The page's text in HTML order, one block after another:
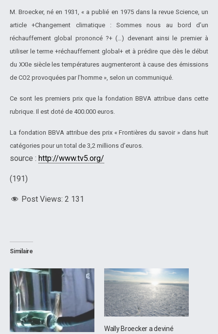
M. Broecker, né en 1931, « a publié en 1975 dans la revue Science, un
article +Changement climatique : Sommes nous au bord d’un
réchauffement global prononcé ?+ (…) devenant ainsi le premier à
utiliser le terme +réchauffement global+ et à prédire que dès le début
du XXIe siècle les températures augmenteront à cause des émissions
de CO2 provoquées par l’homme », selon un communiqué.
Ce sont les premiers prix que la fondation BBVA attribue dans cette
rubrique. Il est doté de 400.000 euros.
La fondation BBVA attribue des prix « Frontières du savoir » dans huit
catégories pour un total de 3,2 millions d’euros.
source : http://www.tv5.org/
(191)
Post Views: 2 131
Similaire
Wally Broecker a deviné